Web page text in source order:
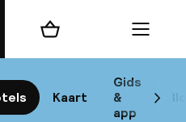
Kaart
Gids
&
app
Winkelmand Menu